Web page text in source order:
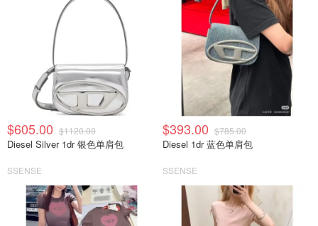
$605.00 $1120.00
Diesel Silver 1dr 银色单肩包
SSENSE
$393.00 $785.00
Diesel 1dr 蓝色单肩包
SSENSE